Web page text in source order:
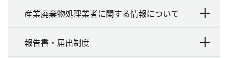
産業廃棄物処理業者に関する情報について
報告書・届出制度